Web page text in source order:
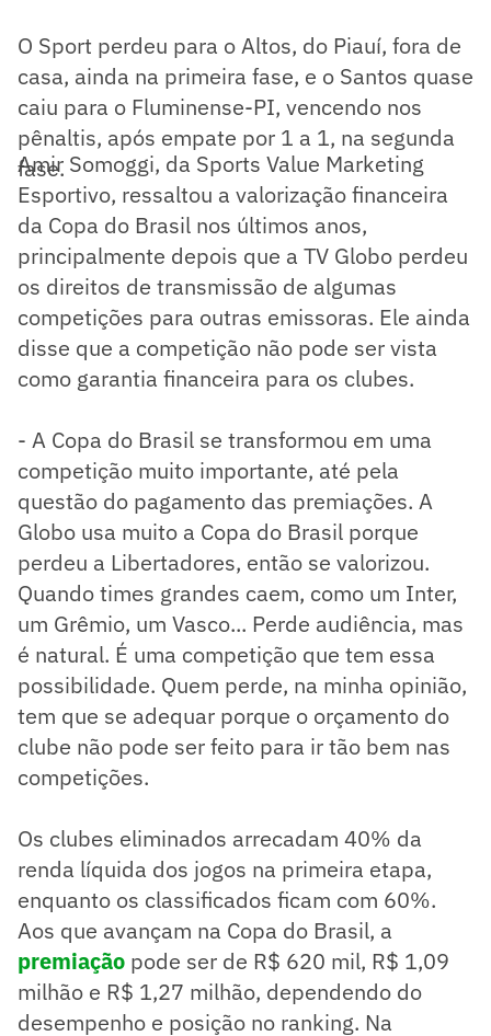
O Sport perdeu para o Altos, do Piauí, fora de
casa, ainda na primeira fase, e o Santos quase
caiu para o Fluminense-PI, vencendo nos
pênaltis, após empate por 1 a 1, na segunda
fase.
Amir Somoggi, da Sports Value Marketing
Esportivo, ressaltou a valorização financeira
da Copa do Brasil nos últimos anos,
principalmente depois que a TV Globo perdeu
os direitos de transmissão de algumas
competições para outras emissoras. Ele ainda
disse que a competição não pode ser vista
como garantia financeira para os clubes.
- A Copa do Brasil se transformou em uma
competição muito importante, até pela
questão do pagamento das premiações. A
Globo usa muito a Copa do Brasil porque
perdeu a Libertadores, então se valorizou.
Quando times grandes caem, como um Inter,
um Grêmio, um Vasco... Perde audiência, mas
é natural. É uma competição que tem essa
possibilidade. Quem perde, na minha opinião,
tem que se adequar porque o orçamento do
clube não pode ser feito para ir tão bem nas
competições.
Os clubes eliminados arrecadam 40% da
renda líquida dos jogos na primeira etapa,
enquanto os classificados ficam com 60%.
Aos que avançam na Copa do Brasil, a
premiação pode ser de R$ 620 mil, R$ 1,09
milhão e R$ 1,27 milhão, dependendo do
desempenho e posição no ranking. Na